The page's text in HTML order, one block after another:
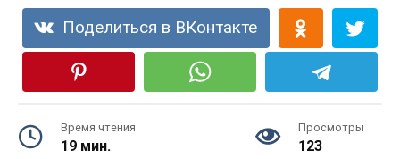
Поделиться в ВКонтакте
Время чтения
19 мин.
Просмотры
123